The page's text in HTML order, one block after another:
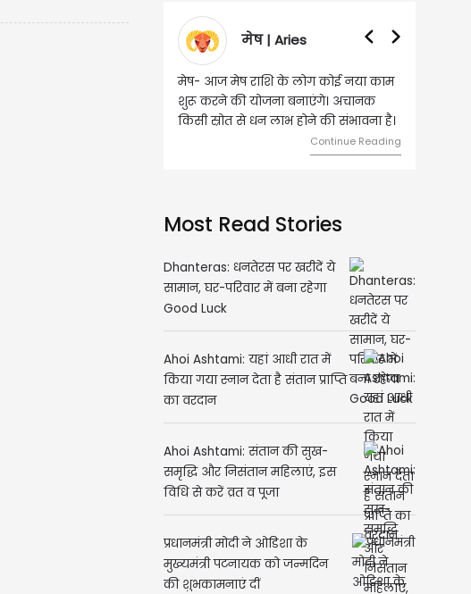
मेष- आज मेष राशि के लोग कोई नया काम
शुरू करने की योजना बनाएंगे। अचानक
किसी स्रोत से धन लाभ होने की संभावना है।
वृषभ | Taurus
वृष - आज ऐसे व्यक्ति से मुलाकात होगी,
जिससे भविष्य में बड़े फायदे हो सकते हैं।
दांपत्य जीवन में मधुरता बनी रहेगी।
Continue Reading
Most Read Stories
Dhanteras: धनतेरस पर खरीदें ये
सामान, घर-परिवार में बना रहेगा
Good Luck
Ahoi Ashtami: यहां आधी रात में
किया गया स्नान देता है संतान प्राप्ति
का वरदान
Ahoi Ashtami: संतान की सुख-
समृद्धि और निसंतान महिलाएं, इस
विधि से करें व्रत व पूजा
प्रधानमंत्री मोदी ने ओडिशा के
मुख्यमंत्री पटनायक को जन्मदिन
की शुभकामनाएं दीं